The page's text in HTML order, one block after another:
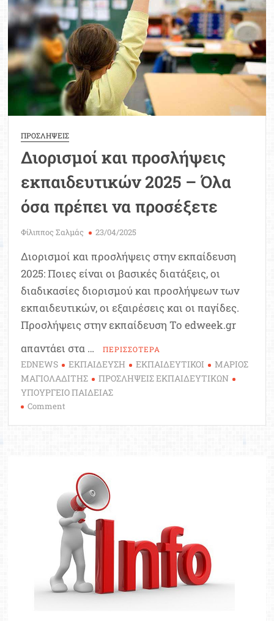
του
υπουργείου
Παιδείας
μέχρι
το
2027
ΠΡΟΣΛΗΨΕΙΣ
Διορισμοί και προσλήψεις
εκπαιδευτικών 2025 – Όλα
όσα πρέπει να προσέξετε
Φίλιππος Σαλμάς 23/04/2025
Διορισμοί και προσλήψεις στην εκπαίδευση
2025: Ποιες είναι οι βασικές διατάξεις, οι
διαδικασίες διορισμού και προσλήψεων των
εκπαιδευτικών, οι εξαιρέσεις και οι παγίδες.
Προσλήψεις στην εκπαίδευση Το edweek.gr
απαντάει στα …
ΠΕΡΙΣΣΟΤΕΡΑ
EDNEWS ΕΚΠΑΙΔΕΥΣΗ ΕΚΠΑΙΔΕΥΤΙΚΟΙ
ΜΑΡΙΟΣ
ΜΑΓΙΟΛΑΔΙΤΗΣ
ΠΡΟΣΛΗΨΕΙΣ ΕΚΠΑΙΔΕΥΤΙΚΩΝ
ΥΠΟΥΡΓΕΙΟ ΠΑΙΔΕΙΑΣ
Comment
2025
Όλα
όσα
πρέπει
προσέξετε